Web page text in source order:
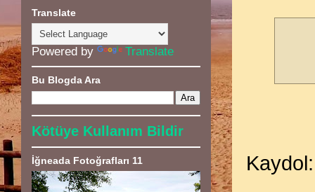
Translate
Powered by Translate
Bu Blogda Ara
Kötüye Kullanım Bildir
İğneada Fotoğrafları 11